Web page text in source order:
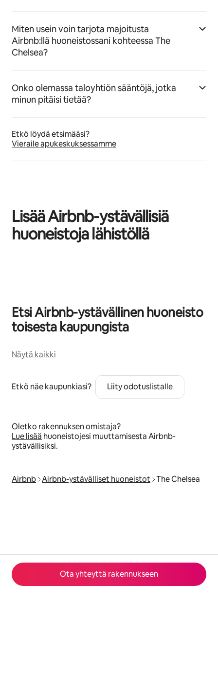
Ota yhteyttä rakennukseen
Miten usein voin tarjota majoitusta
Airbnb:llä huoneistossani kohteessa The
Chelsea?
Onko olemassa taloyhtiön sääntöjä, jotka
minun pitäisi tietää?
Etkö löydä etsimääsi?
Vieraile apukeskuksessamme
Lisää Airbnb-ystävällisiä
huoneistoja lähistöllä
Etsi Airbnb-ystävällinen huoneisto
toisesta kaupungista
Näytä kaikki
Etkö näe kaupunkiasi? Liity odotuslistalle
Oletko rakennuksen omistaja?
Lue lisää huoneistojesi muuttamisesta Airbnb-
ystävällisiksi.
Airbnb Airbnb-ystävälliset huoneistot The Chelsea